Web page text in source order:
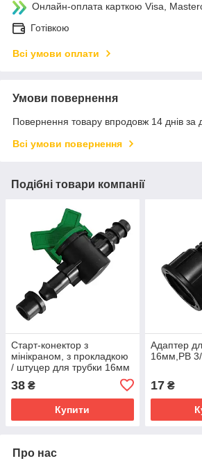
Онлайн-оплата карткою Visa,
Готівкою
Всі умови оплати
Умови повернення
Повернення товару впродовж 14 днів за
Всі умови повернення
Подібні товари компанії
Старт-конектор з
мінікраном, з прокладкою
/ штуцер для трубки 16мм
38 ₴
Купити
Адаптер
16мм,РВ 3/
17₴
Про нас